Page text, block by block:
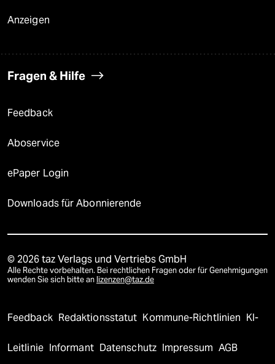
Anzeigen
Fragen & Hilfe
Feedback
Aboservice
ePaper Login
Downloads für Abonnierende
© 2026 taz Verlags und Vertriebs GmbH
Alle Rechte vorbehalten. Bei rechtlichen Fragen oder für Genehmigungen
wenden Sie sich bitte an lizenzen@taz.de
Feedback Redaktionsstatut Kommune-Richtlinien KI-
Leitlinie Informant Datenschutz Impressum AGB